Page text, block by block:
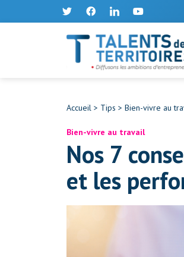
Accueil > Tips > Bien-vivre au
Bien-vivre au travail
Nos 7
et les